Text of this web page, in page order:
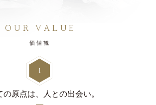
OUR VALUE
価値観
1
の原点は、 人との出会い。